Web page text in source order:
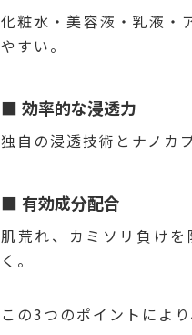
化粧水・美容液・乳液・
やすい。
効率的な浸透力
独自の浸透技術とナノカ
有効成分配合
肌荒れ、カミソリ負け
く。
この3つのポイントによ